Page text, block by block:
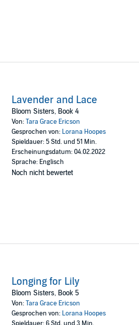
Lavender and Lace
Bloom Sisters, Book 4
Von:Tara Grace Ericson
Gesprochen von: Lorana Hoopes
Spieldauer: 5 Std. und 51 Min.
Erscheinungsdatum: 04.02.2022
Sprache: Englisch
Noch nicht bewertet
Longing for Lily
Bloom Sisters, Book 5
Von:Tara Grace Ericson
Gesprochen von: Lorana Hoopes